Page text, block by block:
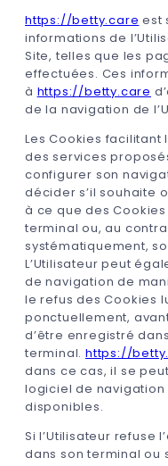
https://betty.care est
informations de
Site, telles que les
effectuées. Ces
à https://betty.care
de la navigation de
Les Cookies
des services
configurer son
décider s’il souhaite
à ce que des
terminal ou, au
systématiquement,
L’Utilisateur peut
de navigation de
le refus des Cookies
ponctuellement,
d’être enregistré
terminal. https://
dans ce cas, il se
logiciel de
disponibles.
Si l’Utilisateur refuse
dans son terminal ou